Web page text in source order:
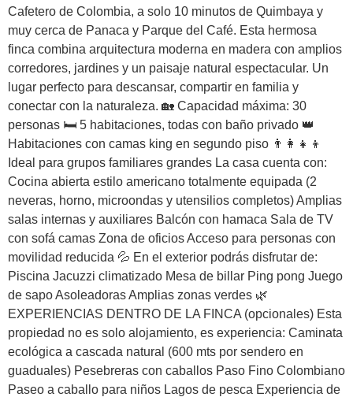
Cafetero de Colombia, a solo 10 minutos de Quimbaya y
muy cerca de Panaca y Parque del Café. Esta hermosa
finca combina arquitectura moderna en madera con amplios
corredores, jardines y un paisaje natural espectacular. Un
lugar perfecto para descansar, compartir en familia y
conectar con la naturaleza. 🏡 Capacidad máxima: 30
personas 🛏 5 habitaciones, todas con baño privado 👑
Habitaciones con camas king en segundo piso 👨‍👩‍👧‍👦
Ideal para grupos familiares grandes La casa cuenta con:
Cocina abierta estilo americano totalmente equipada (2
neveras, horno, microondas y utensilios completos) Amplias
salas internas y auxiliares Balcón con hamaca Sala de TV
con sofá camas Zona de oficios Acceso para personas con
movilidad reducida 💦 En el exterior podrás disfrutar de:
Piscina Jacuzzi climatizado Mesa de billar Ping pong Juego
de sapo Asoleadoras Amplias zonas verdes 🌿
EXPERIENCIAS DENTRO DE LA FINCA (opcionales) Esta
propiedad no es solo alojamiento, es experiencia: Caminata
ecológica a cascada natural (600 mts por sendero en
guaduales) Pesebreras con caballos Paso Fino Colombiano
Paseo a caballo para niños Lagos de pesca Experiencia de